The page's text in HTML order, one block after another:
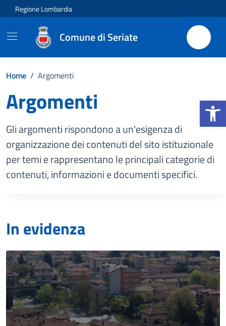
Apri la
Vai ai contenuti
Vai al footer
Regione Lombardia
Comune di Seriate
Home / Argomenti
Argomenti
Gli argomenti rispondono a un'esigenza di
organizzazione dei contenuti del sito istituzionale
per temi e rappresentano le principali categorie di
contenuti, informazioni e documenti specifici.
In evidenza